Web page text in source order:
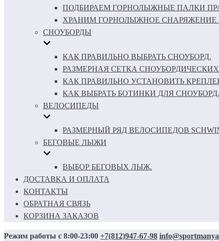
ПОДБИРАЕМ ГОРНОЛЫЖНЫЕ ПАЛКИ
ХРАНИМ ГОРНОЛЫЖНОЕ
СНОУБОРДЫ
КАК ПРАВИЛЬНО ВЫБРАТЬ СНОУБОРД.
РАЗМЕРНАЯ СЕТКА
КАК ПРАВИЛЬНО УСТАНОВИТЬ
КАК ВЫБРАТЬ БОТИНКИ ДЛЯ
ВЕЛОСИПЕДЫ
РАЗМЕРНЫЙ РЯД ВЕЛОСИПЕДОВ
БЕГОВЫЕ ЛЫЖИ
ВЫБОР БЕГОВЫХ ЛЫЖ.
ДОСТАВКА И ОПЛАТА
КОНТАКТЫ
ОБРАТНАЯ СВЯЗЬ
КОРЗИНА ЗАКАЗОВ
Режим работы с 8:00-23:00 +7(812)947-67-98